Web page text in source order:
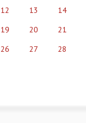
12 13
14
19 20
21
26 27
28